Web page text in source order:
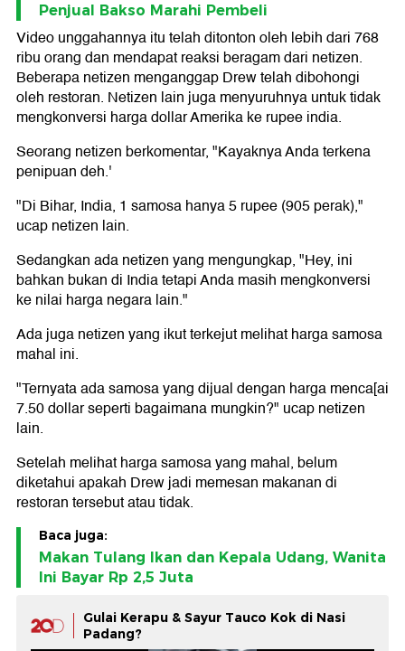
Penjual Bakso Marahi Pembeli
Video unggahannya itu telah ditonton oleh lebih dari 768
ribu orang dan mendapat reaksi beragam dari netizen.
Beberapa netizen menganggap Drew telah dibohongi
oleh restoran. Netizen lain juga menyuruhnya untuk tidak
mengkonversi harga dollar Amerika ke rupee india.
Seorang netizen berkomentar, "Kayaknya Anda terkena
penipuan deh.'
"Di Bihar, India, 1 samosa hanya 5 rupee (905 perak),"
ucap netizen lain.
Sedangkan ada netizen yang mengungkap, "Hey, ini
bahkan bukan di India tetapi Anda masih mengkonversi
ke nilai harga negara lain."
Ada juga netizen yang ikut terkejut melihat harga samosa
mahal ini.
"Ternyata ada samosa yang dijual dengan harga menca[ai
7.50 dollar seperti bagaimana mungkin?" ucap netizen
lain.
Setelah melihat harga samosa yang mahal, belum
diketahui apakah Drew jadi memesan makanan di
restoran tersebut atau tidak.
Baca juga:
Makan Tulang Ikan dan Kepala Udang, Wanita
Ini Bayar Rp 2,5 Juta
Gulai Kerapu & Sayur Tauco Kok di Nasi
Padang?